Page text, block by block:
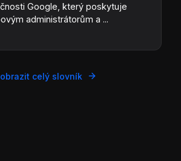
Google, který poskytuje
administrátorům a ...
celý slovník